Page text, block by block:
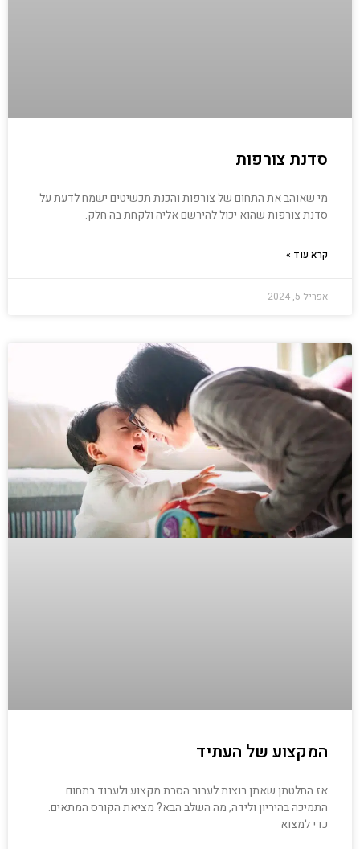
סדנת צורפות
מי שאוהב את התחום של צורפות והכנת תכשיטים ישמח לדעת על
סדנת צורפות שהוא יכול להירשם אליה ולקחת בה חלק.
קרא עוד »
אפריל 5, 2024
המקצוע של העתיד
אז החלטתן שאתן רוצות לעבור הסבת מקצוע ולעבוד בתחום
התמיכה בהיריון ולידה, מה השלב הבא? מציאת הקורס המתאים.
כדי למצוא